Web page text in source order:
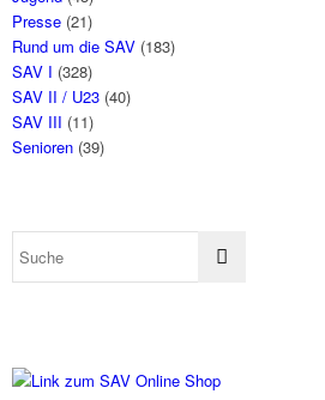
Presse(21)
Rund um die SAV(183)
SAV I (328)
SAV II / U23(40)
SAV III (11)
Senioren(39)